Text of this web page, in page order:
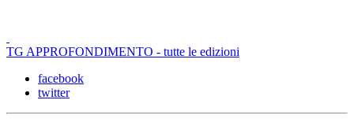
TG APPROFONDIMENTO - tutte le edizioni
facebook
twitter